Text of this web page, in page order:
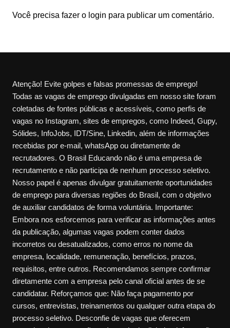
Você precisa fazer o login para publicar um comentário.
Atenção! Evite golpes e falsas promessas de emprego!
Todas as vagas de emprego divulgadas em nosso site foram
coletadas de fontes públicas e acessíveis, como perfis de
vagas no Instagram, sites de empregos, como Indeed, Gupy,
Sólides, InfoJobs, IDT/Sine, Linkedin, além de informações
recebidas por e-mail, whatsApp ou diretamente de
recrutadores. O Brasil Educando não é uma empresa de
recrutamento e não participa de nenhum processo seletivo.
Nosso papel é apenas divulgar gratuitamente oportunidades
de emprego para diversas regiões do Brasil, com o objetivo
de auxiliar candidatos de forma voluntária. Importante:
Embora nos esforcemos para verificar as informações antes
da publicação, algumas vagas podem conter dados
incorretos ou desatualizados, como erros no nome da
empresa, localidade, remuneração, benefícios, prazos,
requisitos, entre outros. Recomendamos sempre confirmar
diretamente com a empresa pelo canal oficial antes de se
candidatar. Reforçamos que: Não faça pagamento por
cursos, entrevistas, treinamentos ou qualquer outra etapa do
processo seletivo. Desconfie de vagas que oferecem